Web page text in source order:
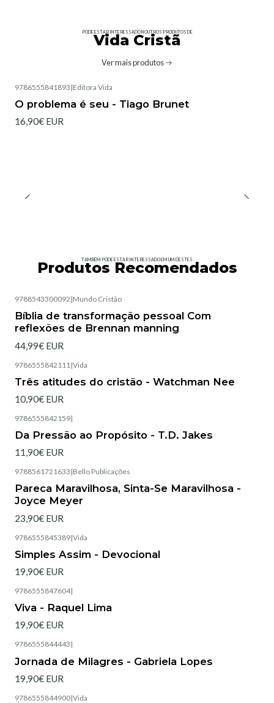
PODE ESTAR INTERESSADO NOUTROS PRODUTOS DE
Vida Cristã
Ver mais produtos
9786555841893 |Editora Vida
O problema é seu - Tiago Brunet
16,90€ EUR
TAMBÉM PODE ESTAR INTERESSADO EM UM DESTES
Produtos Recomendados
9788543300092 |Mundo Cristão
Bíblia de transformação pessoal Com
reflexões de Brennan manning
44,99€ EUR
9786555842111 |Vida
Três atitudes do cristão - Watchman Nee
10,90€ EUR
9786555842159|
Da Pressão ao Propósito - T.D. Jakes
11,90€ EUR
9788561721633 |Bello Publicações
Pareca Maravilhosa, Sinta-Se Maravilhosa -
Joyce Meyer
23,90€ EUR
9786555845389|Vida
Simples Assim - Devocional
19,90€ EUR
9786555847604|
Viva - Raquel Lima
19,90€ EUR
9786555844443 |
Jornada de Milagres - Gabriela Lopes
19,90€ EUR
9786555844900|Vida